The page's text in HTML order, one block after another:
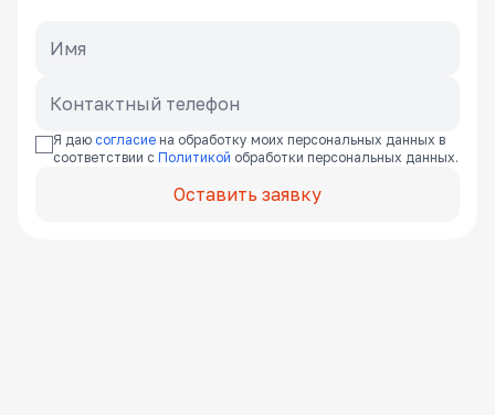
Я даю согласие на обработку моих персональных данных в
соответствии с Политикой обработки персональных данных.
Оставить заявку